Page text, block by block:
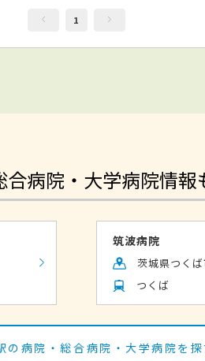
1
病院・大学病院情報
筑波病院
茨城県つく
つくば
の病院・総合病院・大学病院を探